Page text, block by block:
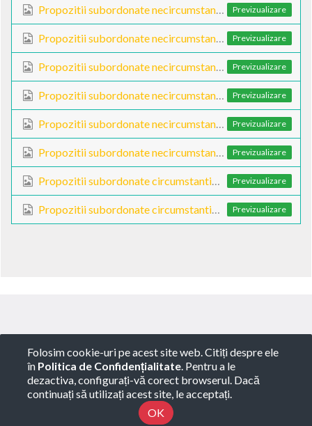
Propozitii subordonate necircumstantiale - I Previzualizare
Propozitii subordonate necircumstantiale - II Previzualizare
Propozitii subordonate necircumstantiale - III Previzualizare
Propozitii subordonate necircumstantiale - IV Previzualizare
Propozitii subordonate necircumstantiale - V Previzualizare
Propozitii subordonate necircumstantiale - VI Previzualizare
Propozitii subordonate circumstantiale - I Previzualizare
Propozitii subordonate circumstantiale - III Previzualizare
Folosim cookie-uri pe acest site web. Citiți despre ele
în Politica de Confidențialitate. Pentru a le
dezactiva, configurați-vă corect browserul. Dacă
continuați să utilizați acest site, le acceptați.
OK
Copyright © ROTARY GLOBART SRL -Termeni de
utilizare-Politica de Confidențialitate -Consultanță
juridică
Developed by Osobi ERP
Powered by